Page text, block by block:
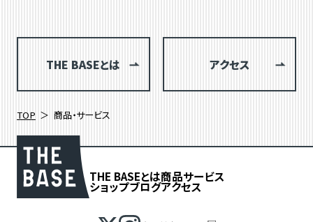
THE BASEとは アクセス
TOP 商品・サービス
THE BASEとは商品サービス
ショップブログアクセス